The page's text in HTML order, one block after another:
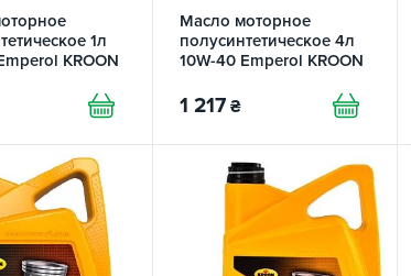
1л
KROON
Масло моторное
полусинтетическое 4л
10W-40 Emperol KROON
1 217 ₴